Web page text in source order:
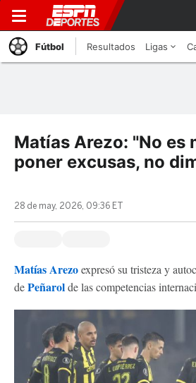
Fútbol Resultados Ligas
Matías Arezo: "No es
poner excusas, no
28 de may, 2026, 09:36 ET
Matías Arezoexpresó su tristeza y
dePeñarolde las competencias